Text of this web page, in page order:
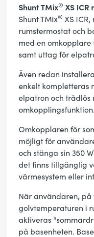
Shunt TMix® XS
Shunt TMix® XS
rumstermostat och
med en
samt uttag för
Även redan
enkelt kompletteras
elpatron och trådlös
omkopplingsfunktion.
Omkopplaren för
möjligt för
och stänga sin 350
det finns tillgänglig
värmesystem eller
När användaren,
golvtemperaturen i
aktiveras
på basenheten.